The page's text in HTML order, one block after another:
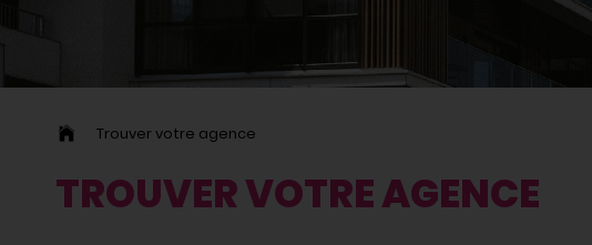
Trouver votre agence
TROUVER VOTRE AGENCE